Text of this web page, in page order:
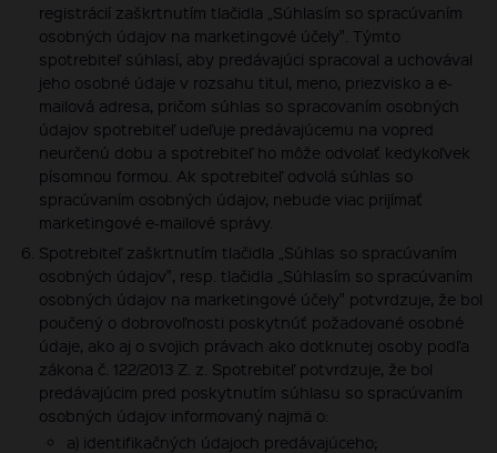
registrácií zaškrtnutím tlačidla „Súhlasím so spracúvaním
osobných údajov na marketingové účely". Týmto
spotrebiteľ súhlasí, aby predávajúci spracoval a uchovával
jeho osobné údaje v rozsahu titul, meno, priezvisko a e-
mailová adresa, pričom súhlas so spracovaním osobných
údajov spotrebiteľ udeľuje predávajúcemu na vopred
neurčenú dobu a spotrebiteľ ho môže odvolať kedykoľvek
písomnou formou. Ak spotrebiteľ odvolá súhlas so
spracúvaním osobných údajov, nebude viac prijímať
marketingové e-mailové správy.
Spotrebiteľ zaškrtnutím tlačidla „Súhlas so spracúvaním
osobných údajov", resp. tlačidla „Súhlasím so spracúvaním
osobných údajov na marketingové účely" potvrdzuje, že bol
poučený o dobrovoľnosti poskytnúť požadované osobné
údaje, ako aj o svojich právach ako dotknutej osoby podľa
zákona č. 122/2013 Z. z. Spotrebiteľ potvrdzuje, že bol
predávajúcim pred poskytnutím súhlasu so spracúvaním
osobných údajov informovaný najmä o:
a) identifikačných údajoch predávajúceho;